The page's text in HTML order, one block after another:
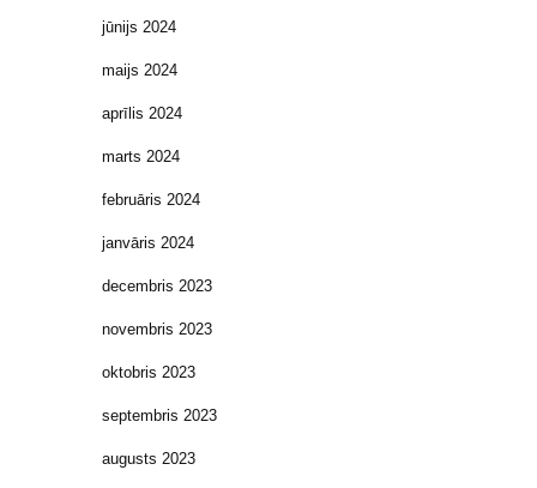
jūnijs 2024
maijs 2024
aprīlis 2024
marts 2024
februāris 2024
janvāris 2024
decembris 2023
novembris 2023
oktobris 2023
septembris 2023
augusts 2023